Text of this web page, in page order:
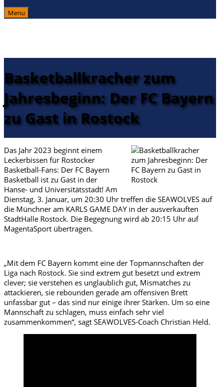
Menu
Basketballkracher zum
Jahresbeginn: Der FC Bayern
zu Gast in Rostock
Das Jahr 2023 beginnt einem
Leckerbissen für Rostocker
Basketball-Fans: Der FC Bayern
Basketball ist zu Gast in der
Hanse- und Universitätsstadt! Am
Dienstag, 3. Januar, um 20:30 Uhr treffen die SEAWOLVES auf
die Münchner am KARLS GAME DAY in der ausverkauften
StadtHalle Rostock. Die Begegnung wird ab 20:15 Uhr auf
MagentaSport übertragen.
„Mit dem FC Bayern kommt eine der Topmannschaften der
Liga nach Rostock. Sie sind extrem gut besetzt und extrem
clever; sie verstehen es unglaublich gut, Mismatches zu
attackieren, sie rebounden gerade am offensiven Brett
unfassbar gut – das sind nur einige ihrer Stärken. Um so eine
Mannschaft zu schlagen, muss einfach sehr viel
zusammenkommen“, sagt SEAWOLVES-Coach Christian Held.